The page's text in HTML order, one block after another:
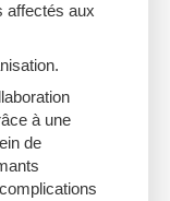
affectés aux
à une
de